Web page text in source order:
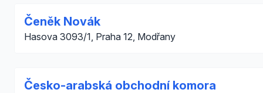
Čeněk Novák
Hasova 3093/1, Praha 12, Modřany
Česko-arabská obchodní komora